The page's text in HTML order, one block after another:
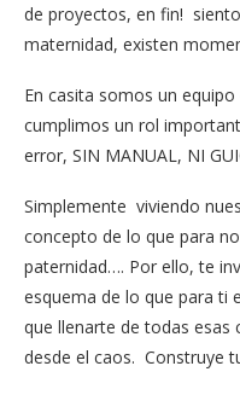
de proyectos, en fin!
maternidad, existen
En casita somos un
cumplimos un rol
error, SIN MANUAL, NI
Simplemente viviendo
concepto de lo que para
paternidad…. Por ello, te
esquema de lo que para ti
que llenarte de todas esas
desde el caos. Construye